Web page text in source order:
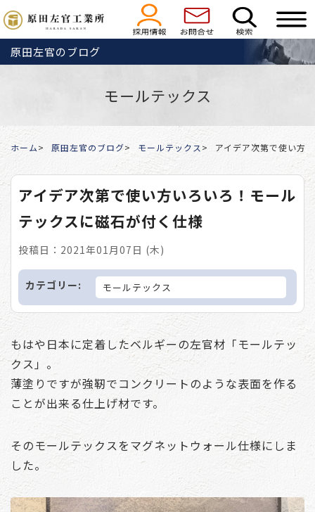
原田左官のブログ
モールテックス
ホーム 原田左官のブログ モールテックス アイデア次第で使い方
アイデア次第で使い方いろいろ！モール
テックスに磁石が付く仕様
投稿日：2021年01月07日 (木)
カテゴリー: モールテックス
もはや日本に定着したベルギーの左官材「モールテッ
クス」。
薄塗りですが強靭でコンクリートのような表面を作る
ことが出来る仕上げ材です。
そのモールテックスをマグネットウォール仕様にしま
した。